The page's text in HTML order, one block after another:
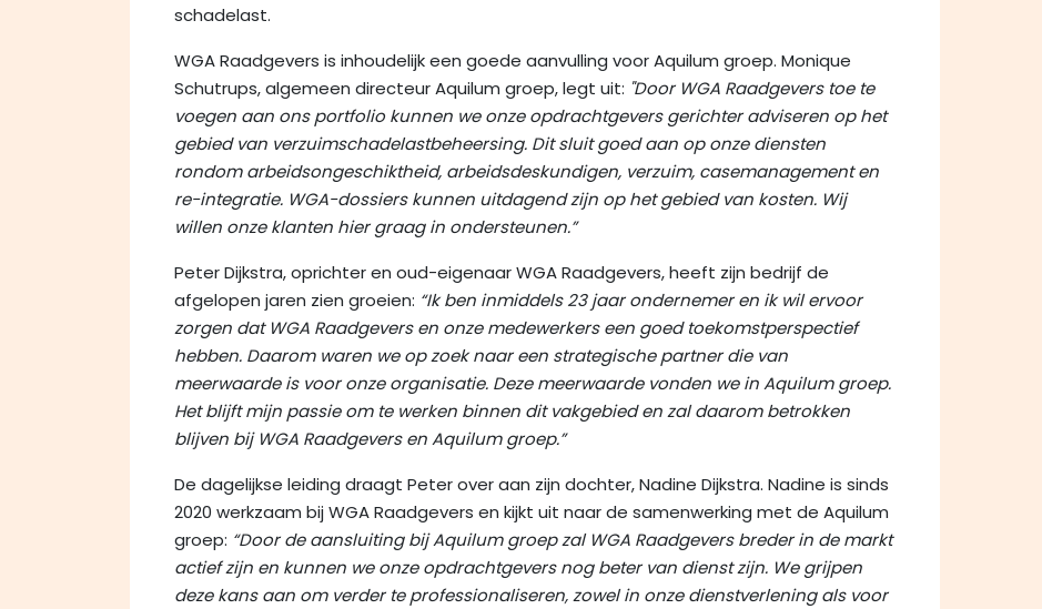
schadelast.
WGA Raadgevers is inhoudelijk een goede aanvulling voor Aquilum groep. Monique
Schutrups, algemeen directeur Aquilum groep, legt uit: "Door WGA Raadgevers toe te
voegen aan ons portfolio kunnen we onze opdrachtgevers gerichter adviseren op het
gebied van verzuimschadelastbeheersing. Dit sluit goed aan op onze diensten
rondom arbeidsongeschiktheid, arbeidsdeskundigen, verzuim, casemanagement en
re-integratie. WGA-dossiers kunnen uitdagend zijn op het gebied van kosten. Wij
willen onze klanten hier graag in ondersteunen.”
Peter Dijkstra, oprichter en oud-eigenaar WGA Raadgevers, heeft zijn bedrijf de
afgelopen jaren zien groeien: “Ik ben inmiddels 23 jaar ondernemer en ik wil ervoor
zorgen dat WGA Raadgevers en onze medewerkers een goed toekomstperspectief
hebben. Daarom waren we op zoek naar een strategische partner die van
meerwaarde is voor onze organisatie. Deze meerwaarde vonden we in Aquilum groep.
Het blijft mijn passie om te werken binnen dit vakgebied en zal daarom betrokken
blijven bij WGA Raadgevers en Aquilum groep.”
De dagelijkse leiding draagt Peter over aan zijn dochter, Nadine Dijkstra. Nadine is sinds
2020 werkzaam bij WGA Raadgevers en kijkt uit naar de samenwerking met de Aquilum
groep: “Door de aansluiting bij Aquilum groep zal WGA Raadgevers breder in de markt
actief zijn en kunnen we onze opdrachtgevers nog beter van dienst zijn. We grijpen
deze kans aan om verder te professionaliseren, zowel in onze dienstverlening als voor